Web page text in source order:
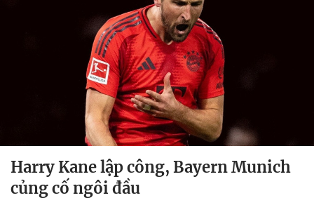
Harry Kane lập công, Bayern Munich
củng cố ngôi đầu